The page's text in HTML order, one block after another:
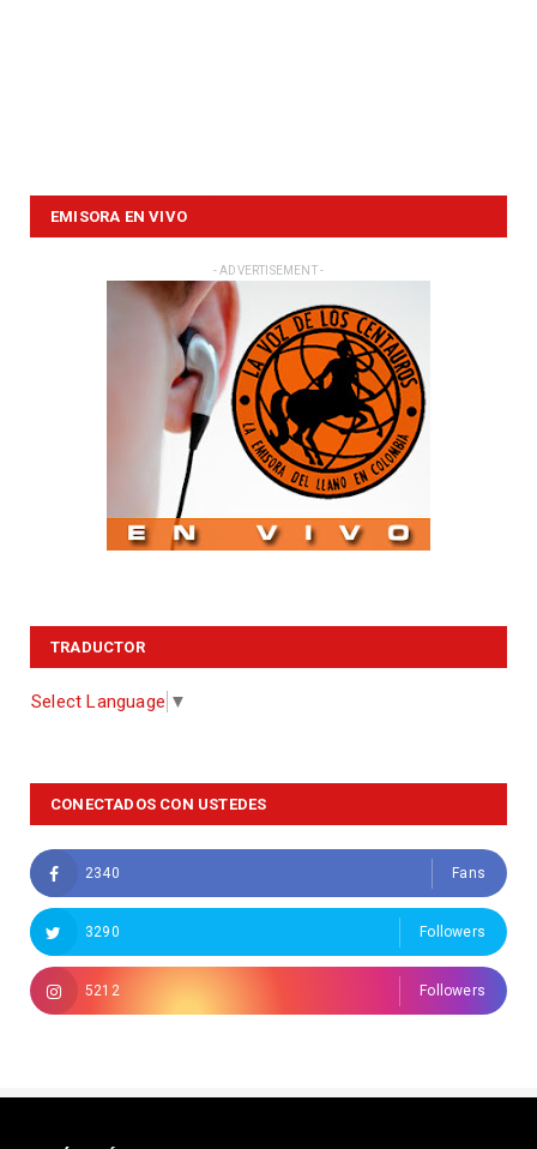
EMISORA EN VIVO
- ADVERTISEMENT -
TRADUCTOR
Select Language ▼
CONECTADOS CON USTEDES
2340 Fans
3290 Followers
5212 Followers